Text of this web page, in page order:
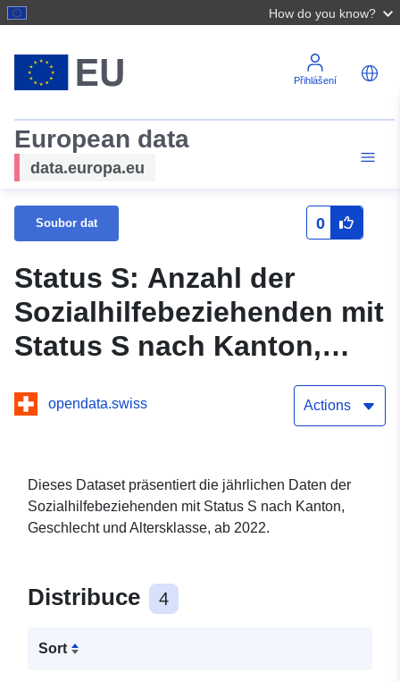
How do you know?
Přihlášení
European data
data.europa.eu
Soubor dat 0
Status S: Anzahl der
Sozialhilfebeziehenden mit
Status S nach Kanton,
Altersklassen
opendata.swiss Actions
Dieses Dataset präsentiert die jährlichen Daten der
Sozialhilfebeziehenden mit Status S nach Kanton,
Geschlecht und Altersklasse, ab 2022.
Distribuce 4
Sort